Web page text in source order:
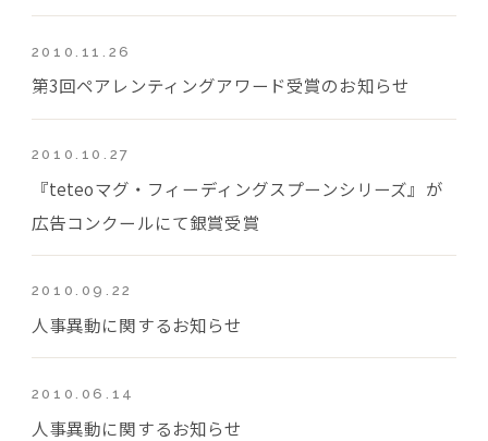
2010.11.26
第3回ペアレンティングアワード受賞のお知らせ
2010.10.27
『teteoマグ・フィーディングスプーンシリーズ』が
広告コンクールにて銀賞受賞
2010.09.22
人事異動に関するお知らせ
2010.06.14
人事異動に関するお知らせ